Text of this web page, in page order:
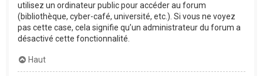
utilisez un ordinateur public pour accéder au forum
(bibliothèque, cyber-café, université, etc.). Si vous ne voyez
pas cette case, cela signifie qu’un administrateur du forum a
désactivé cette fonctionnalité.
Haut